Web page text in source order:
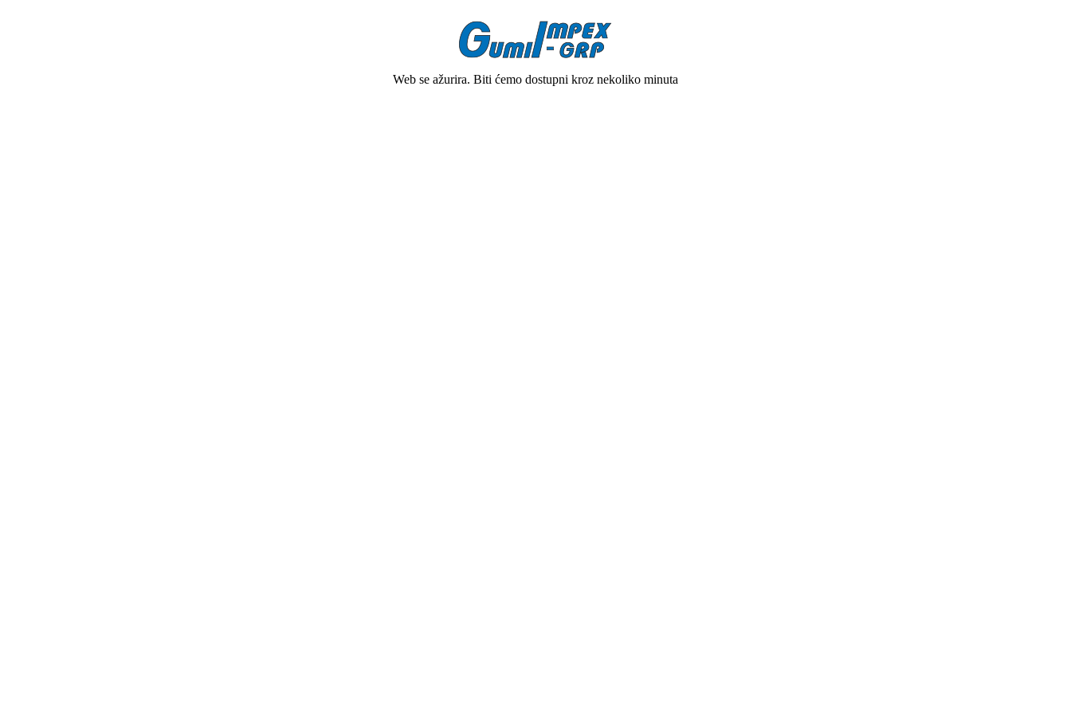
Web se ažurira. Biti ćemo dostupni kroz nekoliko minuta